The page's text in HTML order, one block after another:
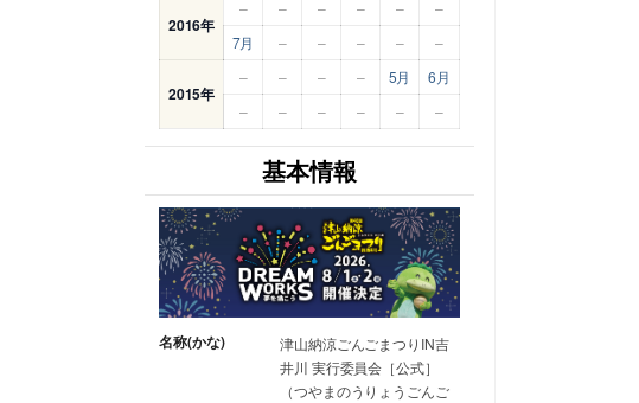
2016年
– – – – –
–
7月
– – – – –
2015年
– – – – 5月
6月
–
– – – – –
基本情報
名称(かな)
津山納涼ごんごまつりIN吉
井川 実行委員会［公式］
（つやまのうりょうごんご